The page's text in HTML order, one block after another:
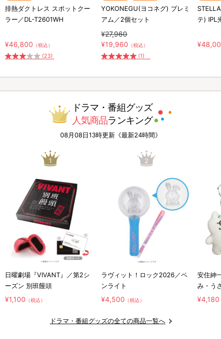
排熱ダクトレス スポットクー
ラー／DL-T2601WH
¥46,800 （税込）
(23)
YOKONEGU(ヨコネグ) プレミ
アム／2個セット
¥27,960
¥19,960 （税込）
(1)
テ) IPL
ドラマ・番組グッズ
人気商品ランキング
08月08日13時更新《最新24時間》
1
日曜劇場『VIVANT』／第2シ
ーズン 別班饅頭
¥1,100 （税込）
2
ラヴィット！ロック2026／ペ
ンライト
¥4,500 （税込）
安住紳
み・う
ホルダ
¥4,180
ドラマ・番組グッズの全ての商品一覧へ